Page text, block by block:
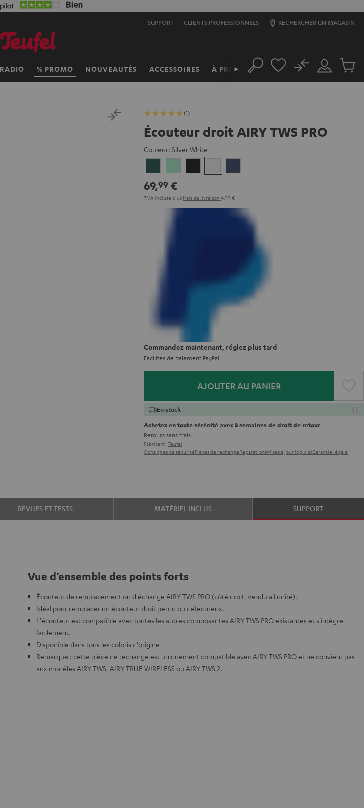
SUPPORT CLIENTS PROFESSIONNELS RECHERCHER UN MAGASIN
RADIO PROMO NOUVEAUTÉS ACCESSOIRES À PROPOS
► Rechercher
Mon
compte
No
(1)
Écouteur droit AIRY TWS PRO
Couleur: Silver White
Teal
Green Black White
69,99 €
TVA incluse plusfrais de livraison 4,99 €
Commandez maintenant, réglez plus tard
Facilités de paiement PayPal
AJOUTER AU PANIER
En stock
Achetez en toute sérénité avec 8 semaines de droit de retour
Retourssans frais
Fabricant: Teufel
Consignes de sécuritéPièces de rechangeRéparationsMises à jour logicielGarantie légale
REVUES ET TESTS MATÉRIEL INCLUS SUPPORT
Vue d’ensemble des points forts
Écouteur de remplacement ou d'échange AIRY TWS PRO (côté droit, vendu à l'unité).
Idéal pour remplacer un écouteur droit perdu ou défectueux.
L'écouteur est compatible avec toutes les autres composantes AIRY TWS PRO existantes et s'intègre
facilement.
Disponible dans tous les coloris d'origine
Remarque : cette pièce de rechange est uniquement compatible avec AIRY TWS PRO et ne convient pas
aux modèles AIRY TWS, AIRY TRUE WIRELESS ou AIRY TWS 2.